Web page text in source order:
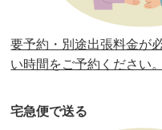
第36回人形供養祭
第35回人形供養祭
第33回人形供養祭
要予約・別途出張料金が
い時間をご予約ください。
宅急便で送る